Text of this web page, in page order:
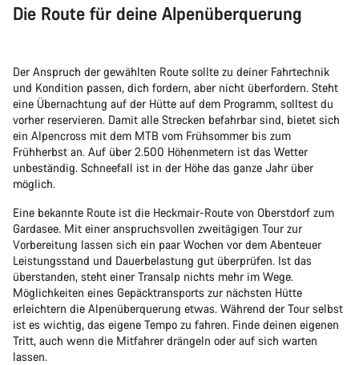
Die Route für deine Alpenüberquerung
Der Anspruch der gewählten Route sollte zu deiner Fahrtechnik
und Kondition passen, dich fordern, aber nicht überfordern. Steht
eine Übernachtung auf der Hütte auf dem Programm, solltest du
vorher reservieren. Damit alle Strecken befahrbar sind, bietet sich
ein Alpencross mit dem MTB vom Frühsommer bis zum
Frühherbst an. Auf über 2.500 Höhenmetern ist das Wetter
unbeständig. Schneefall ist in der Höhe das ganze Jahr über
möglich.
Eine bekannte Route ist die Heckmair-Route von Oberstdorf zum
Gardasee. Mit einer anspruchsvollen zweitägigen Tour zur
Vorbereitung lassen sich ein paar Wochen vor dem Abenteuer
Leistungsstand und Dauerbelastung gut überprüfen. Ist das
überstanden, steht einer Transalp nichts mehr im Wege.
Möglichkeiten eines Gepäcktransports zur nächsten Hütte
erleichtern die Alpenüberquerung etwas. Während der Tour selbst
ist es wichtig, das eigene Tempo zu fahren. Finde deinen eigenen
Tritt, auch wenn die Mitfahrer drängeln oder auf sich warten
lassen.